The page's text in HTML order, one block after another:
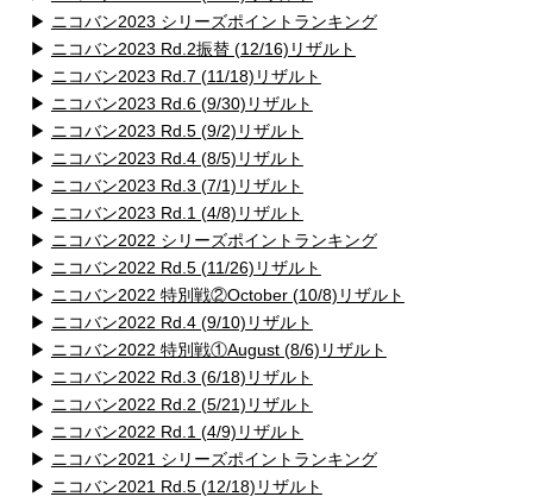
▶ ニコバン2023 シリーズポイントランキング
▶ ニコバン2023 Rd.2振替 (12/16)リザルト
▶ ニコバン2023 Rd.7 (11/18)リザルト
▶ ニコバン2023 Rd.6 (9/30)リザルト
▶ ニコバン2023 Rd.5 (9/2)リザルト
▶ ニコバン2023 Rd.4 (8/5)リザルト
▶ ニコバン2023 Rd.3 (7/1)リザルト
▶ ニコバン2023 Rd.1 (4/8)リザルト
▶ ニコバン2022 シリーズポイントランキング
▶ ニコバン2022 Rd.5 (11/26)リザルト
▶ ニコバン2022 特別戦②October (10/8)リザルト
▶ ニコバン2022 Rd.4 (9/10)リザルト
▶ ニコバン2022 特別戦①August (8/6)リザルト
▶ ニコバン2022 Rd.3 (6/18)リザルト
▶ ニコバン2022 Rd.2 (5/21)リザルト
▶ ニコバン2022 Rd.1 (4/9)リザルト
▶ ニコバン2021 シリーズポイントランキング
▶ ニコバン2021 Rd.5 (12/18)リザルト